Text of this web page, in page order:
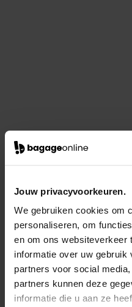
Jouw privacyvoorkeuren.
We gebruiken cookies om
personaliseren, om
en om ons websiteverkeer
informatie over uw gebruik
partners voor social
partners kunnen deze
informatie die u aan ze